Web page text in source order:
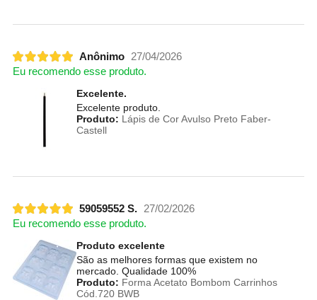
Anônimo
27/04/2026
Eu recomendo esse produto.
Excelente.
Excelente produto.
Produto: Lápis de Cor Avulso Preto Faber-
Castell
59059552 S.
27/02/2026
Eu recomendo esse produto.
Produto excelente
São as melhores formas que existem no
mercado. Qualidade 100%
Produto: Forma Acetato Bombom Carrinhos
Cód.720 BWB